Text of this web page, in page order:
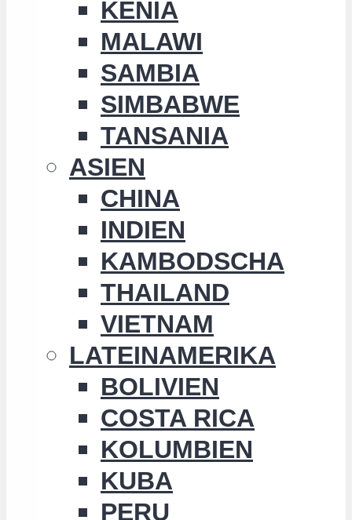
KENIA
MALAWI
SAMBIA
SIMBABWE
TANSANIA
ASIEN
CHINA
INDIEN
KAMBODSCHA
THAILAND
VIETNAM
LATEINAMERIKA
BOLIVIEN
COSTA RICA
KOLUMBIEN
KUBA
PERU